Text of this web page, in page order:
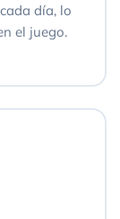
día, lo
el juego.